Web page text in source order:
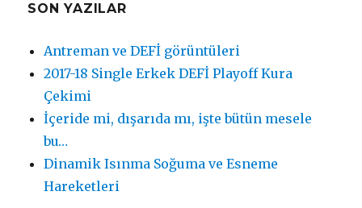
SON YAZILAR
Antreman ve DEFİ görüntüleri
2017-18 Single Erkek DEFİ Playoff Kura
Çekimi
İçeride mi, dışarıda mı, işte bütün mesele
bu…
Dinamik Isınma Soğuma ve Esneme
Hareketleri